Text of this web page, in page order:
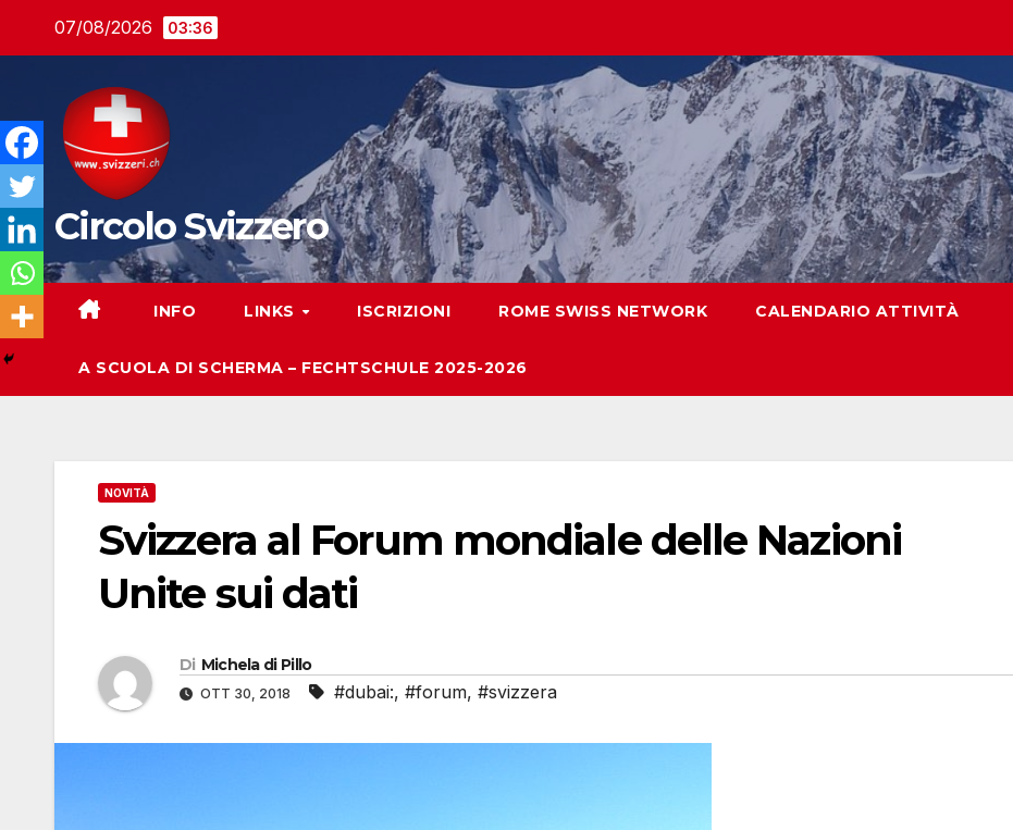
07/08/2026 03:36
Circolo Svizzero
INFO LINKS ISCRIZIONI ROME SWISS NETWORK CALENDARIO ATTIVITÀ
A SCUOLA DI SCHERMA – FECHTSCHULE 2025-2026
NOVITÀ
Svizzera al Forum mondiale delle Nazioni
Unite sui dati
Di Michela di Pillo
OTT 30, 2018 #dubai:, #forum, #svizzera